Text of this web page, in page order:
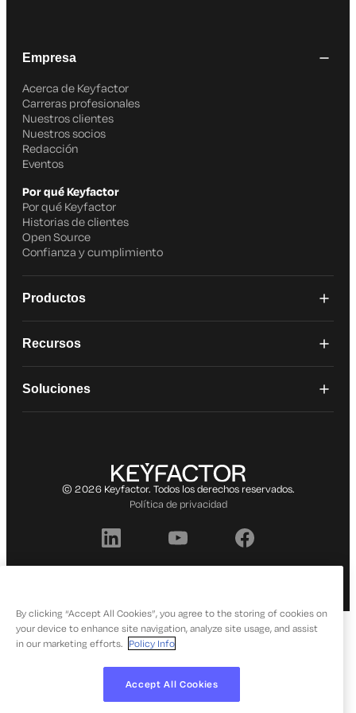
Empresa
Acerca de Keyfactor
Carreras profesionales
Nuestros clientes
Nuestros socios
Redacción
Eventos
Por qué Keyfactor
Por qué Keyfactor
Historias de clientes
Open Source
Confianza y cumplimiento
Productos
Recursos
Soluciones
© 2026 Keyfactor. Todos los derechos reservados.
Política de privacidad
By clicking “Accept All Cookies”, you agree to the storing of cookies on
your device to enhance site navigation, analyze site usage, and assist
in our marketing efforts. Policy Info
Accept All Cookies